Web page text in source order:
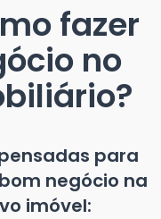
fazer
no
para
negócio na
imóvel: